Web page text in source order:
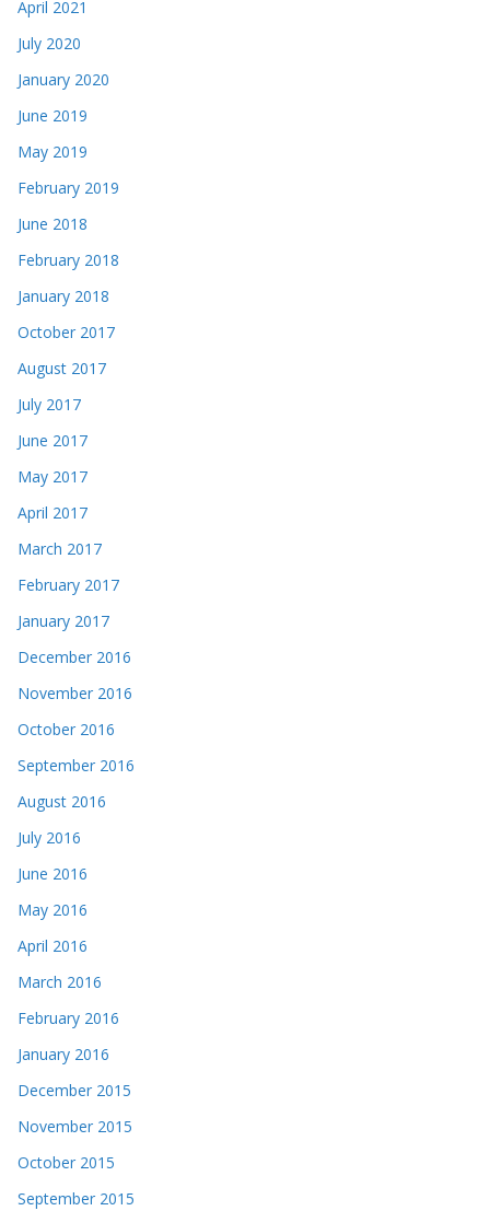
April 2021
July 2020
January 2020
June 2019
May 2019
February 2019
June 2018
February 2018
January 2018
October 2017
August 2017
July 2017
June 2017
May 2017
April 2017
March 2017
February 2017
January 2017
December 2016
November 2016
October 2016
September 2016
August 2016
July 2016
June 2016
May 2016
April 2016
March 2016
February 2016
January 2016
December 2015
November 2015
October 2015
September 2015